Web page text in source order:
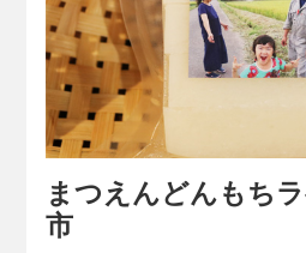
まつえんどんもち
市